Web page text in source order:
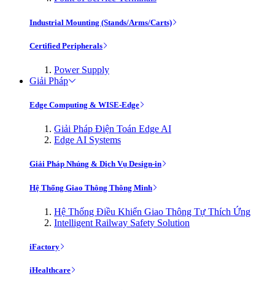
Industrial Mounting (Stands/Arms/Carts)
Certified Peripherals
Power Supply
Giải Pháp
Edge Computing & WISE-Edge
Giải Pháp Điện Toán Edge AI
Edge AI Systems
Giải Pháp Nhúng & Dịch Vụ Design-in
Hệ Thống Giao Thông Thông Minh
Hệ Thống Điều Khiển Giao Thông Tự Thích Ứng
Intelligent Railway Safety Solution
iFactory
iHealthcare